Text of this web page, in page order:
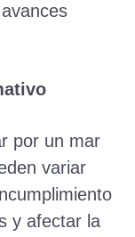
por un mar
variar
y afectar la